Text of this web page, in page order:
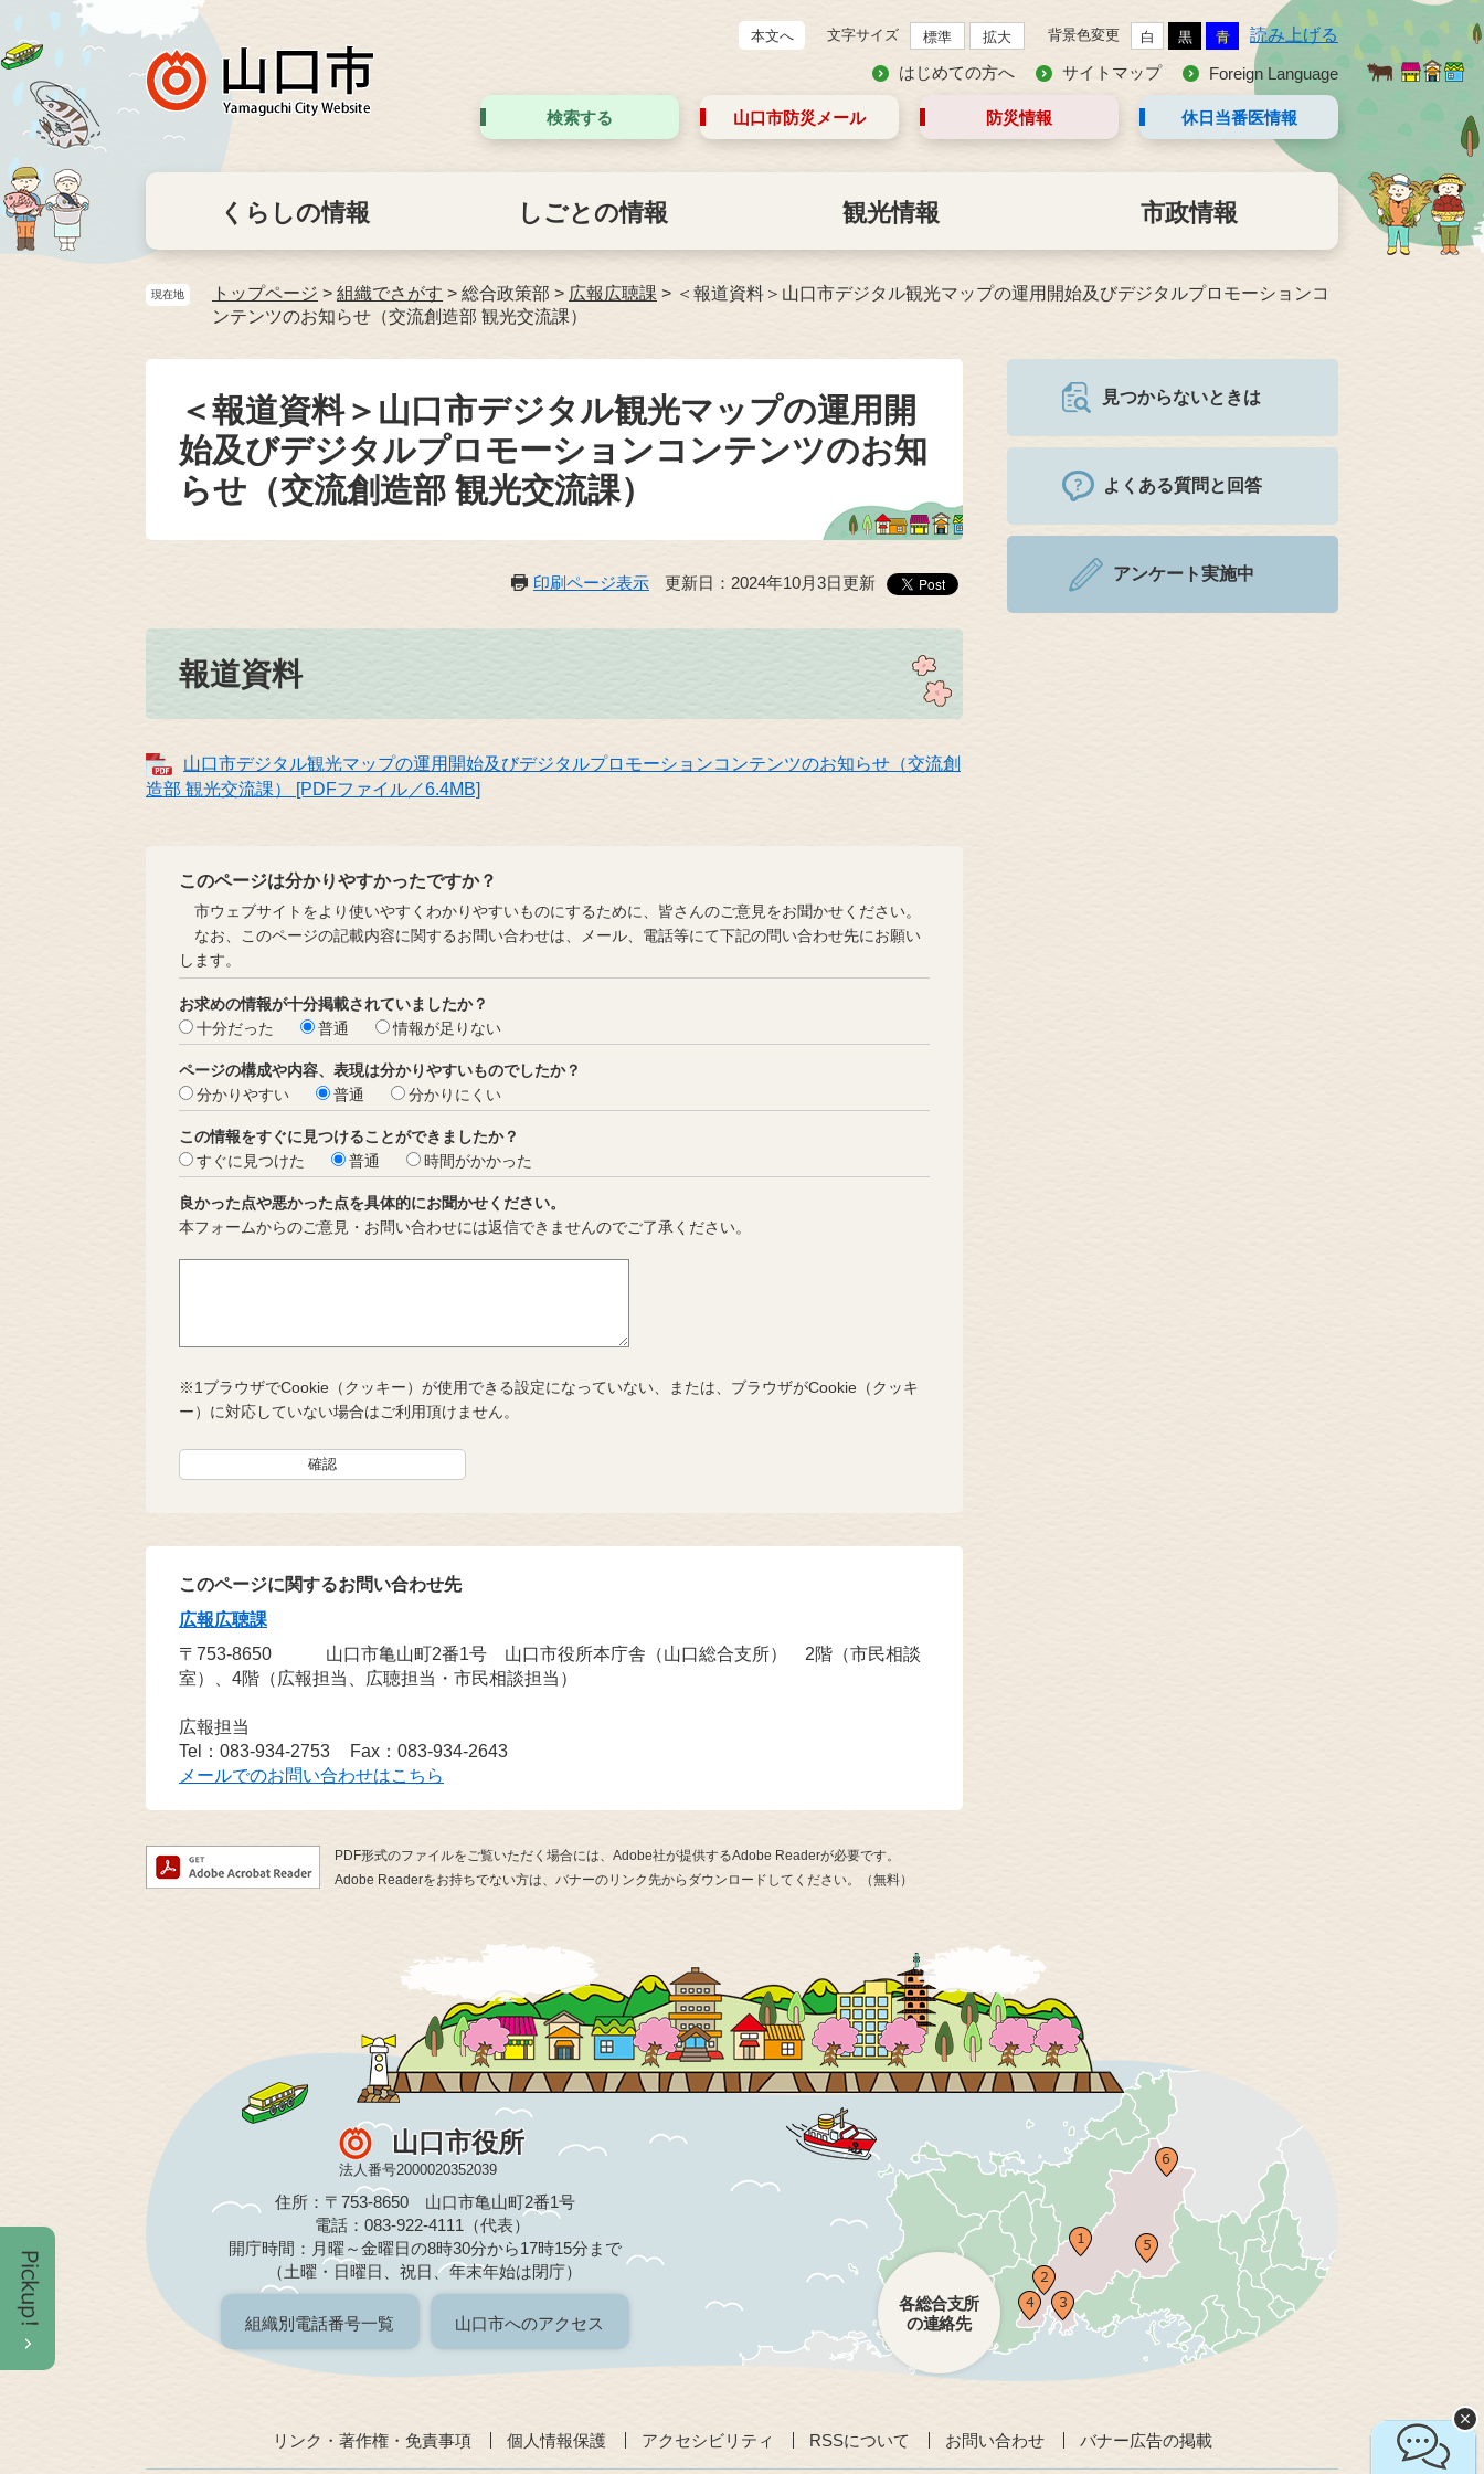
本文へ 文字サイズ 標準 拡大 背景色変更 白 黒 青 読み上げる
はじめての方へ サイトマップ Foreign Language
検索する 山口市防災 メール 防災情報 休日当番医情報
くらしの情報 しごとの情報 観光情報 市政情報
現在地 トップページ > 組織でさがす > 総合政策部 > 広報広聴課 > ＜報道資料＞山口市デジタル観光マップの運用開始及びデジタルプロモーションコ
ンテンツのお知らせ（交流創造部 観光交流課）
＜報道資料＞山口市デジタル観光マップの運用開
始及びデジタルプロモーションコンテンツのお知
らせ（交流創造部 観光交流課）
印刷ページ表示 更新日：2024年10月3日更新
報道資料
山口市デジタル観光マップの運用開始及びデジタルプロモーションコンテンツのお知らせ（交流創
造部 観光交流課） [PDFファイル／6.4MB]
このページは分かりやすかったですか？
市ウェブサイトをより使いやすくわかりやすいものにするために、皆さんのご意見をお聞かせください。
なお、このページの記載内容に関するお問い合わせは、メール、電話等にて下記の問い合わせ先にお願い
します。
お求めの情報が十分掲載されていましたか？
十分だった
普通 情報が足りない
ページの構成や内容、表現は分かりやすいものでしたか？
分かりやすい
普通 分かりにくい
この情報をすぐに見つけることができましたか？
すぐに見つけた
普通 時間がかかった
良かった点や悪かった点を具体的にお聞かせください。
本フォームからのご意見・お問い合わせには返信できませんのでご了承ください。
※1ブラウザでCookie（クッキー）が使用できる設定になっていない、または、ブラウザがCookie（クッキ
ー）に対応していない場合はご利用頂けません。
このページに関するお問い合わせ先
広報広聴課
〒753-8650
山口市亀山町2番1号 山口市役所本庁舎（山口総合支所） 2階（市民相談
室）、4階（広報担当、広聴担当・市民相談担当）
広報担当
Tel：083-934-2753
Fax：083-934-2643
メールでのお問い合わせはこちら
PDF形式のファイルをご覧いただく場合には、Adobe社が提供するAdobe Readerが必要です。
Adobe Readerをお持ちでない方は、バナーのリンク先からダウンロードしてください。（無料）
見つからないときは
よくある質問と回答
アンケート実施中
山口市役所
法人番号2000020352039
住所：〒753-8650 山口市亀山町2番1号
電話：083-922-4111（代表）
開庁時間：月曜～金曜日の8時30分から17時15分まで
（土曜・日曜日、祝日、年末年始は閉庁）
組織別電話番号一覧 山口市へのアクセス
各総合支所
の連絡先
リンク・著作権・免責事項 個人情報保護 アクセシビリティ RSSについて お問い合わせ バナー広告の掲載